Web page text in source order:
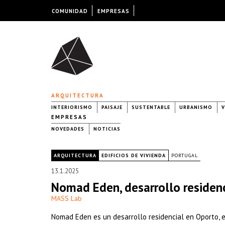
ARQUITECTURA
INTERIORISMO PAISAJE SUSTENTABLE URBANISMO
EMPRESAS
NOVEDADES NOTICIAS
ARQUITECTURA EDIFICIOS DE VIVIENDA PORTUGAL
13.1.2025
Nomad Eden, desarrollo
MASS Lab
Nomad Eden es un desarrollo residencial en Oporto,
COMUNIDAD EMPRESAS